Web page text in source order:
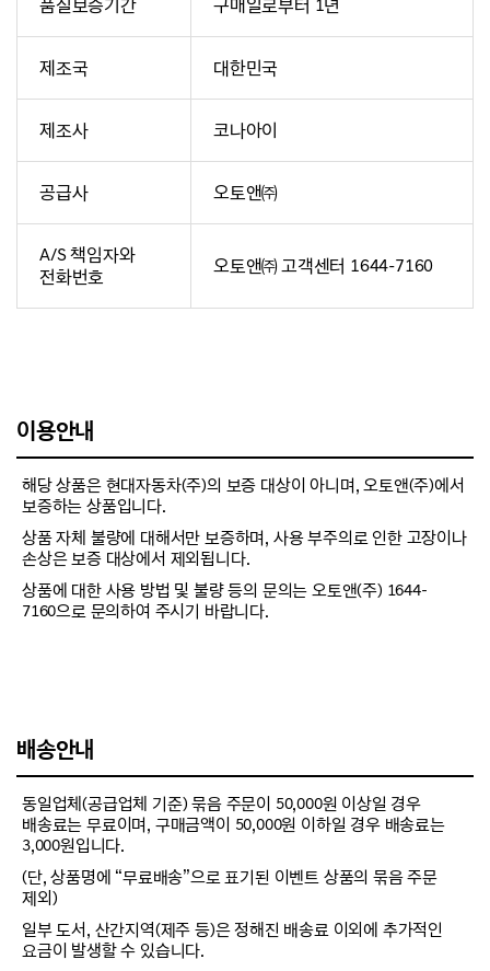
품질보증기간 구매일로부터 1년
제조국 대한민국
제조사 코나아이
공급사 오토앤㈜
A/S 책임자와
전화번호
오토앤㈜ 고객센터 1644-7160
이용안내
해당 상품은 현대자동차(주)의 보증 대상이 아니며, 오토앤(주)에서
보증하는 상품입니다.
상품 자체 불량에 대해서만 보증하며, 사용 부주의로 인한 고장이나
손상은 보증 대상에서 제외됩니다.
상품에 대한 사용 방법 및 불량 등의 문의는 오토앤(주) 1644-
7160으로 문의하여 주시기 바랍니다.
배송안내
동일업체(공급업체 기준) 묶음 주문이 50,000원 이상일 경우
배송료는 무료이며, 구매금액이 50,000원 이하일 경우 배송료는
3,000원입니다.
(단, 상품명에 “무료배송”으로 표기된 이벤트 상품의 묶음 주문
제외)
일부 도서, 산간지역(제주 등)은 정해진 배송료 이외에 추가적인
요금이 발생할 수 있습니다.